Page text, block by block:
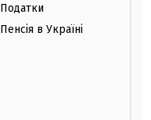
Податки
Пенсія в Україні